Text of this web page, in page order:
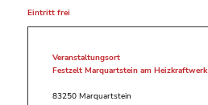
Eintritt frei
Veranstaltungsort
Festzelt Marquartstein am Heizkraftwerk
83250 Marquartstein